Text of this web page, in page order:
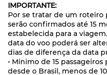
IMPORTANTE:
Por se tratar de um roteiro
serão confirmados até 15
estabelecida para a
data do voo poderá ser
dias de diferença da data
• Mínimo de 15
desde o Brasil, menos de